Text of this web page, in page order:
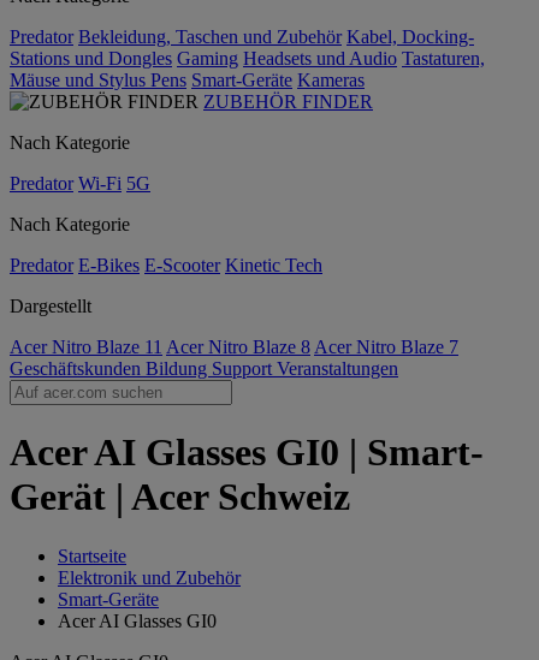
Predator Bekleidung, Taschen und Zubehör Kabel, Docking-
Stations und Dongles Gaming Headsets und Audio Tastaturen,
Mäuse und Stylus Pens Smart-Geräte Kameras
ZUBEHÖR FINDER
Nach Kategorie
Predator Wi-Fi 5G
Nach Kategorie
Predator E-Bikes E-Scooter Kinetic Tech
Dargestellt
Acer Nitro Blaze 11 Acer Nitro Blaze 8 Acer Nitro Blaze 7
Geschäftskunden Bildung Support Veranstaltungen
Acer AI Glasses GI0 | Smart-
Gerät | Acer Schweiz
Startseite
Elektronik und Zubehör
Smart-Geräte
Acer AI Glasses GI0